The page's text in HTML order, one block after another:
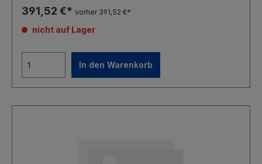
391,52 €* vorher 391,52 €*
nicht auf Lager
In den Warenkorb